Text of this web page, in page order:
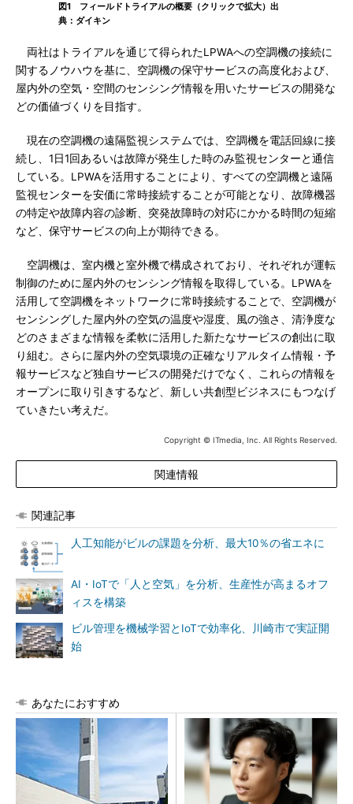
図1 フィールドトライアルの概要（クリックで拡大）出
典：ダイキン
両社はトライアルを通じて得られたLPWAへの空調機の接続に
関するノウハウを基に、空調機の保守サービスの高度化および、
屋内外の空気・空間のセンシング情報を用いたサービスの開発な
どの価値づくりを目指す。
現在の空調機の遠隔監視システムでは、空調機を電話回線に接
続し、1日1回あるいは故障が発生した時のみ監視センターと通信
している。LPWAを活用することにより、すべての空調機と遠隔
監視センターを安価に常時接続することが可能となり、故障機器
の特定や故障内容の診断、突発故障時の対応にかかる時間の短縮
など、保守サービスの向上が期待できる。
空調機は、室内機と室外機で構成されており、それぞれが運転
制御のために屋内外のセンシング情報を取得している。LPWAを
活用して空調機をネットワークに常時接続することで、空調機が
センシングした屋内外の空気の温度や湿度、風の強さ、清浄度な
どのさまざまな情報を柔軟に活用した新たなサービスの創出に取
り組む。さらに屋内外の空気環境の正確なリアルタイム情報・予
報サービスなど独自サービスの開発だけでなく、これらの情報を
オープンに取り引きするなど、新しい共創型ビジネスにもつなげ
ていきたい考えだ。
Copyright © ITmedia, Inc. All Rights Reserved.
関連情報
関連記事
人工知能がビルの課題を分析、最大10％の省エネに
AI・IoTで「人と空気」を分析、生産性が高まるオフ
ィスを構築
ビル管理を機械学習とIoTで効率化、川崎市で実証開
始
あなたにおすすめ